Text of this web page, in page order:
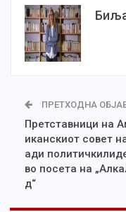
ПРЕТХОДНА
Претставници на
иканскиот совет
ади
во посета на
д“